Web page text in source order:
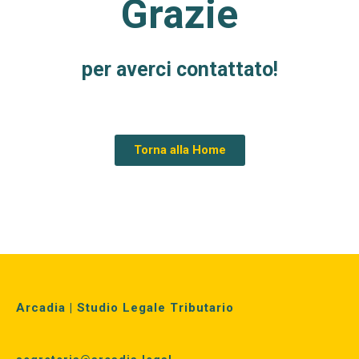
Grazie
per averci contattato!
Torna alla Home
Arcadia | Studio Legale Tributario